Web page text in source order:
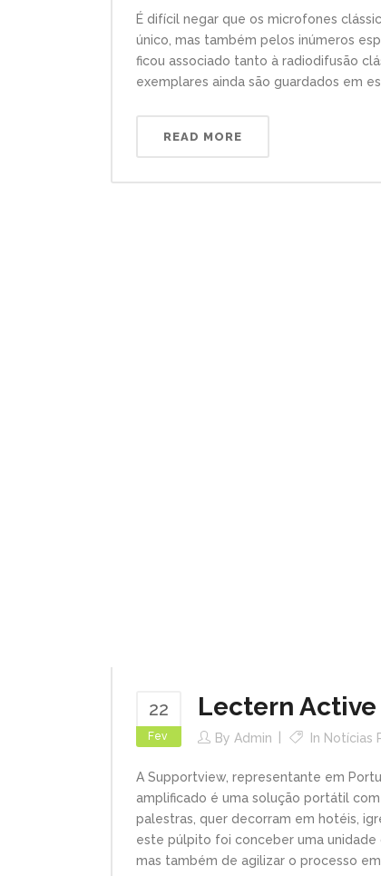
É difícil negar que os microfones
único, mas também pelos inúmeros
ficou associado tanto à radiodifusão
exemplares ainda são guardados em
READ MORE
22
Fev
Lectern
By Admin In Notícias
A Supportview, representante em
amplificado é uma solução portátil
palestras, quer decorram em hotéis,
este púlpito foi conceber uma unidade
mas também de agilizar o processo em